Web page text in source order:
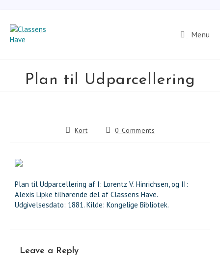
Menu
Plan til Udparcellering
Kort 0 Comments
Plan til Udparcellering af I: Lorentz V. Hinrichsen, og II:
Alexis Lipke tilhørende del af Classens Have.
Udgivelsesdato: 1881. Kilde: Kongelige Bibliotek.
Leave a Reply